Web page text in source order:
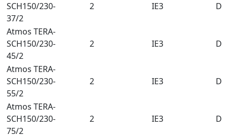
SCH150/230-
37/2
2 IE3
Atmos TERA-
SCH150/230-
45/2
2 IE3
Atmos TERA-
SCH150/230-
55/2
2 IE3
Atmos TERA-
SCH150/230-
75/2
2 IE3